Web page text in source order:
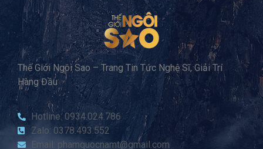
Thế Giới Ngôi Sao – Trang Tin Tức Nghệ Sĩ, Giải Trí
Hàng Đầu
Hotline: 0934.024.786
Zalo: 0378.493.552
Email: phamquocnamt@gmail.com